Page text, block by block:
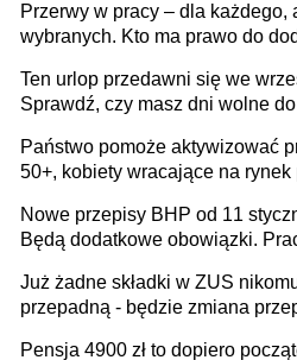
dofinansowań czy refundacji, ale
stronie systemu i świadomości
pracodawców [WYWIAD]
Przerwy w pracy – dla każdego,
wybranych. Kto ma prawo do
Ten urlop przedawni się we
Sprawdź, czy masz dni wolne do
Państwo pomoże aktywizować
50+, kobiety wracające na rynek
osoby neuroatypowe.
na rzecz Inkluzywności w
Nowe przepisy BHP od 11
Będą dodatkowe obowiązki.
Już żadne składki w ZUS
przepadną - będzie zmiana
Pensja 4900 zł to dopiero